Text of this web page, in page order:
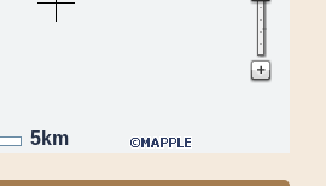
5km